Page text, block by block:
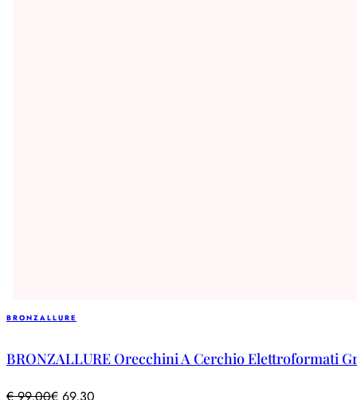
BRONZALLURE
BRONZALLURE Orecchini A Cerchio Elettroformati